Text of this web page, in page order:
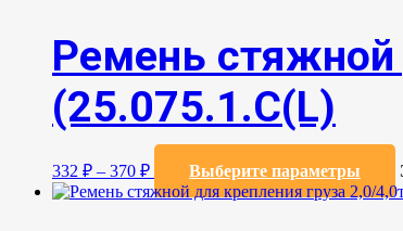
Ремень стяжной
(25.075.1.С(L)
332 ₽ – 370 ₽ Выберите параметры